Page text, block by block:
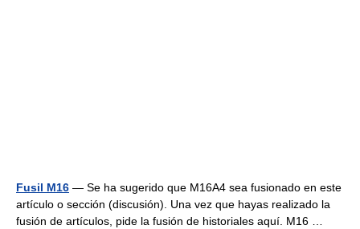
Fusil M16 — Se ha sugerido que M16A4 sea fusionado en este
artículo o sección (discusión). Una vez que hayas realizado la
fusión de artículos, pide la fusión de historiales aquí. M16 …